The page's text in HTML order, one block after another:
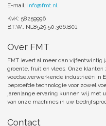
E-mail: info@fmt.nl
KvK: 58259996
B.T.W.: NL8529.50.366.B01
Over FMT
FMT levert al meer dan vijfentwintig
groente, fruit en vlees. Onze
voedselverwerkende industrieën in
beproefde technologie voor zowel
jarenlange ervaring kunnen wij met
van onze machines in uw
Contact